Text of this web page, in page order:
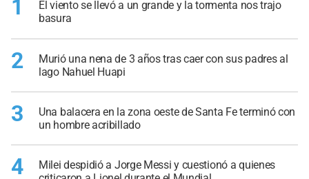
1
El viento se llevó a un grande y la tormenta nos trajo
basura
2
Murió una nena de 3 años tras caer con sus padres al
lago Nahuel Huapi
3
Una balacera en la zona oeste de Santa Fe terminó con
un hombre acribillado
4
Milei despidió a Jorge Messi y cuestionó a quienes